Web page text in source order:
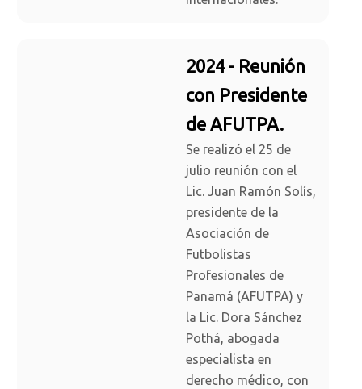
2024 - Reunión
con Presidente
de AFUTPA.
Se realizó el 25 de
julio reunión con el
Lic. Juan Ramón Solís,
presidente de la
Asociación de
Futbolistas
Profesionales de
Panamá (AFUTPA) y
la Lic. Dora Sánchez
Pothá, abogada
especialista en
derecho médico, con